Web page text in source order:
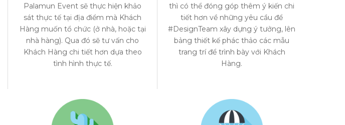
Palamun Event sẽ thực hiện khảo
sát thực tế tại địa điểm mà Khách
Hàng muốn tổ chức (ở nhà, hoặc tại
nhà hàng). Qua đó sẽ tư vấn cho
Khách Hàng chi tiết hơn dựa theo
tình hình thực tế.
thì có thể đóng góp thêm ý kiến chi
tiết hơn về những yêu cầu để
#DesignTeam xây dựng ý tưởng, lên
bảng thiết kế phác thảo các mẫu
trang trí để trình bày với Khách
Hàng.